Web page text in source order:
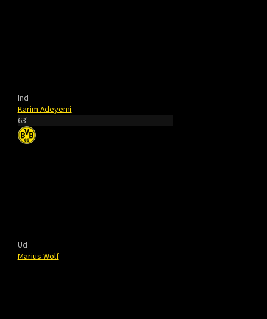
Ind
Karim Adeyemi
63'
Ud
Marius Wolf